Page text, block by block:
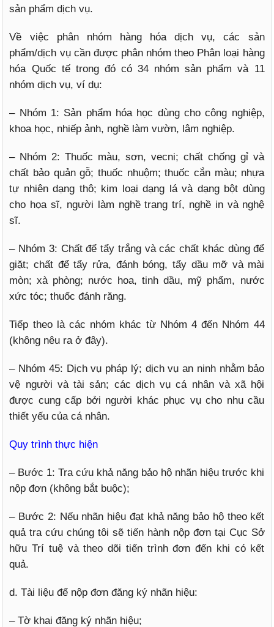
sản phẩm dịch vụ.
Về việc phân nhóm hàng hóa dịch vụ, các sản
phẩm/dịch vụ cần được phân nhóm theo Phân loại hàng
hóa Quốc tế trong đó có 34 nhóm sản phẩm và 11
nhóm dịch vụ, ví dụ:
– Nhóm 1: Sản phẩm hóa học dùng cho công nghiệp,
khoa học, nhiếp ảnh, nghề làm vườn, lâm nghiệp.
– Nhóm 2: Thuốc màu, sơn, vecni; chất chống gỉ và
chất bảo quản gỗ; thuốc nhuộm; thuốc cắn màu; nhựa
tự nhiên dạng thô; kim loại dạng lá và dạng bột dùng
cho họa sĩ, người làm nghề trang trí, nghề in và nghệ
sĩ.
– Nhóm 3: Chất để tẩy trắng và các chất khác dùng để
giặt; chất để tẩy rửa, đánh bóng, tẩy dầu mỡ và mài
mòn; xà phòng; nước hoa, tinh dầu, mỹ phẩm, nước
xức tóc; thuốc đánh răng.
Tiếp theo là các nhóm khác từ Nhóm 4 đến Nhóm 44
(không nêu ra ở đây).
– Nhóm 45: Dịch vụ pháp lý; dịch vụ an ninh nhằm bảo
vệ người và tài sản; các dịch vụ cá nhân và xã hội
được cung cấp bởi người khác phục vụ cho nhu cầu
thiết yếu của cá nhân.
Quy trình thực hiện
– Bước 1: Tra cứu khả năng bảo hộ nhãn hiệu trước khi
nộp đơn (không bắt buộc);
– Bước 2: Nếu nhãn hiệu đạt khả năng bảo hộ theo kết
quả tra cứu chúng tôi sẽ tiến hành nộp đơn tại Cục Sở
hữu Trí tuệ và theo dõi tiến trình đơn đến khi có kết
quả.
d. Tài liệu để nộp đơn đăng ký nhãn hiệu:
– Tờ khai đăng ký nhãn hiệu;